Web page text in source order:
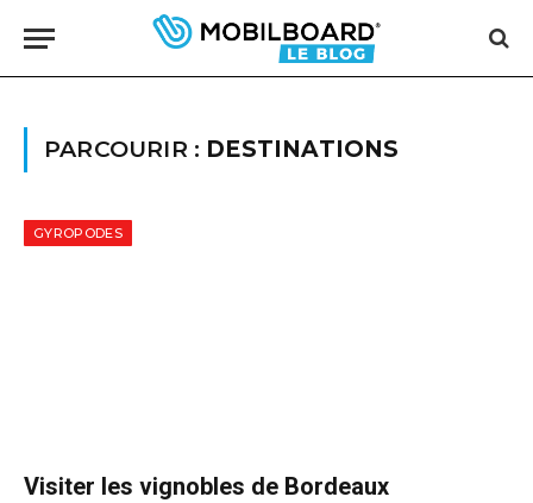
PARCOURIR : DESTINATIONS
GYROPODES
Visiter les vignobles de Bordeaux